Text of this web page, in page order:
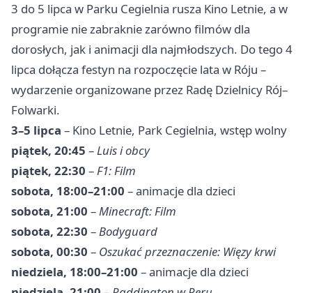
3 do 5 lipca w Parku Cegielnia rusza Kino Letnie, a w
programie nie zabraknie zarówno filmów dla
dorosłych, jak i animacji dla najmłodszych. Do tego 4
lipca dołącza festyn na rozpoczęcie lata w Róju –
wydarzenie organizowane przez Radę Dzielnicy Rój–
Folwarki.
3–5 lipca – Kino Letnie, Park Cegielnia, wstęp wolny
piątek, 20:45 –Luis i obcy
piątek, 22:30 –F1: Film
sobota, 18:00–21:00 – animacje dla dzieci
sobota, 21:00 –Minecraft: Film
sobota, 22:30 –Bodyguard
sobota, 00:30 – Oszukać przeznaczenie: Więzy krwi
niedziela, 18:00–21:00 – animacje dla dzieci